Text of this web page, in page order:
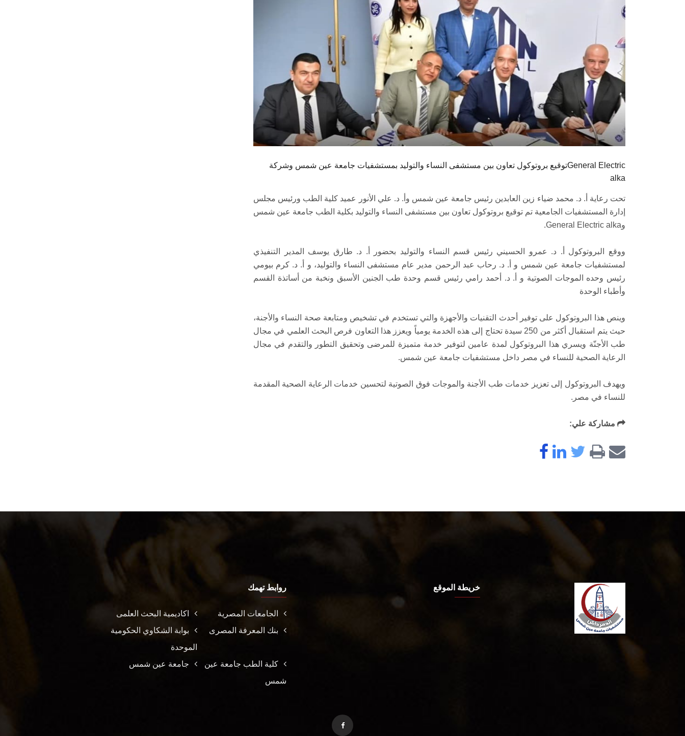
توقيع بروتوكول تعاون بين مستشفى النساء والتوليد بمستشفيات جامعة عين شمس وشركةGeneral Electric
alka
تحت رعاية أ. د. محمد ضياء زين العابدين رئيس جامعة عين شمس وأ. د. علي الأنور عميد كلية الطب ورئيس مجلس
إدارة المستشفيات الجامعية تم توقيع بروتوكول تعاون بين مستشفى النساء والتوليد بكلية الطب جامعة عين شمس
وGeneral Electric alka.
ووقع البروتوكول أ. د. عمرو الحسيني رئيس قسم النساء والتوليد بحضور أ. د. طارق يوسف المدير التنفيذي
لمستشفيات جامعة عين شمس و أ. د. رحاب عبد الرحمن مدير عام مستشفى النساء والتوليد، و أ. د. كرم بيومي
رئيس وحده الموجات الصوتية و أ. د. أحمد رامي رئيس قسم وحدة طب الجنين الأسبق ونخبة من أساتذة القسم
وأطباء الوحدة
وينص هذا البروتوكول على توفير أحدث التقنيات والأجهزة والتي تستخدم في تشخيص ومتابعة صحة النساء والأجنة،
حيث يتم استقبال أكثر من 250 سيدة تحتاج إلى هذه الخدمة يومياً ويعزز هذا التعاون فرص البحث العلمي في مجال
طب الأجنّة ويسري هذا البروتوكول لمدة عامين لتوفير خدمة متميزة للمرضى وتحقيق التطور والتقدم في مجال
الرعاية الصحية للنساء في مصر داخل مستشفيات جامعة عين شمس.
ويهدف البروتوكول إلى تعزيز خدمات طب الأجنة والموجات فوق الصوتية لتحسين خدمات الرعاية الصحية المقدمة
للنساء في مصر.
مشاركة علي:
خريطة الموقع روابط تهمك
الجامعات المصرية
اكاديمية البحث العلمى
بنك المعرفة المصرى
بوابة الشكاوي الحكومية
الموحدة
كلية الطب جامعة عين
شمس
جامعة عين شمس